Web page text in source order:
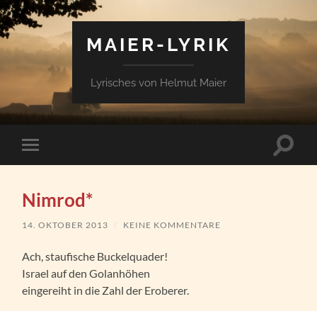
MAIER-LYRIK
Lyrisches von Helmut Maier
Mobile-
Menü
Nimrod*
14. OKTOBER 2013 / KEINE KOMMENTARE
Ach, staufische Buckelquader!
Israel auf den Golanhöhen
eingereiht in die Zahl der Eroberer.